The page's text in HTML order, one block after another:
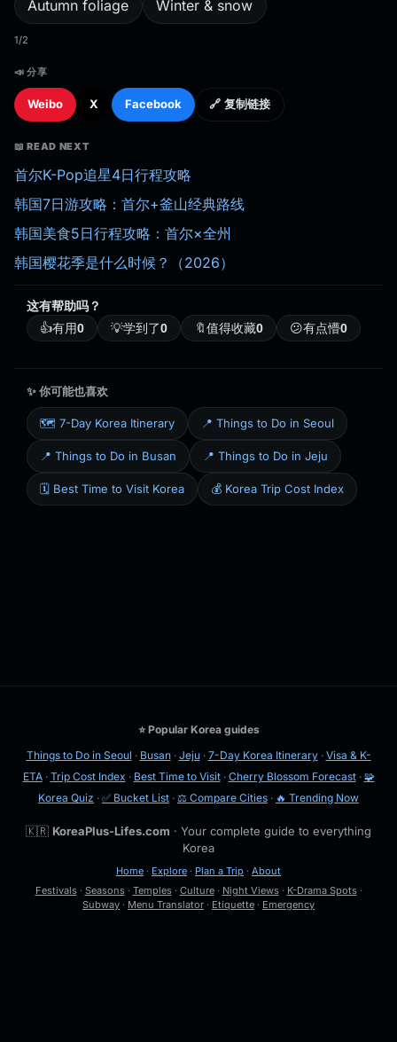
Autumn foliage Winter & snow
1/2
📣 分享
Weibo X Facebook 🔗 复制链接
📖 READ NEXT
首尔K-Pop追星4日行程攻略
韩国7日游攻略：首尔+釜山经典路线
韩国美食5日行程攻略：首尔×全州
韩国樱花季是什么时候？（2026）
这有帮助吗？
👍有用0 💡学到了0 🔖值得收藏0 😕有点懵0
✨ 你可能也喜欢
🗺️ 7-Day Korea Itinerary 📍 Things to Do in Seoul
📍 Things to Do in Busan 📍 Things to Do in Jeju
🗓️ Best Time to Visit Korea 💰 Korea Trip Cost Index
⭐ Popular Korea guides
Things to Do in Seoul · Busan· Jeju· 7-Day Korea Itinerary· Visa & K-
ETA· Trip Cost Index · Best Time to Visit· Cherry Blossom Forecast· 🧩
Korea Quiz · ✅ Bucket List · ⚖️ Compare Cities · 🔥 Trending Now
🇰🇷 KoreaPlus-Lifes.com · Your complete guide to everything
Korea
Home · Explore · Plan a Trip · About
Festivals· Seasons· Temples· Culture· Night Views· K-Drama Spots·
Subway · Menu Translator · Etiquette · Emergency